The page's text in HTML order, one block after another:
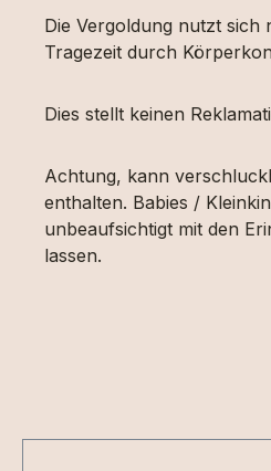
Die Vergoldung nutzt sich
Tragezeit durch
Dies stellt keinen
Achtung, kann
enthalten. Babies /
unbeaufsichtigt mit den
lassen.